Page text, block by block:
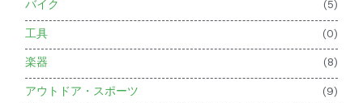
バイク (5)
工具 (0)
楽器 (8)
アウトドア・スポーツ (9)